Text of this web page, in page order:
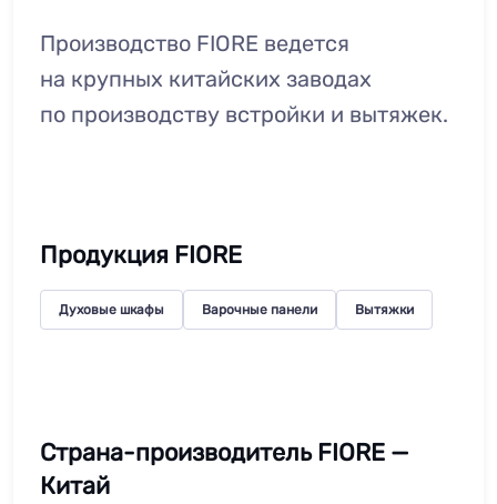
Производство FIORE ведется
на крупных китайских заводах
по производству встройки и вытяжек.
Продукция FIORE
Духовые шкафы Варочные панели Вытяжки
Страна-производитель FIORE —
Китай